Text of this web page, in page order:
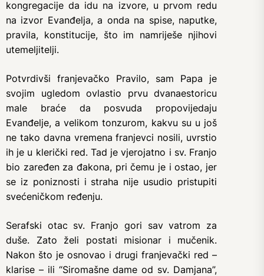
kongregacije da idu na izvore, u prvom redu
na izvor Evanđelja, a onda na spise, naputke,
pravila, konstitucije, što im namriješe njihovi
utemeljitelji.
Potvrdivši franjevačko Pravilo, sam Papa je
svojim ugledom ovlastio prvu dvanaestoricu
male braće da posvuda propovijedaju
Evanđelje, a velikom tonzurom, kakvu su u još
ne tako davna vremena franjevci nosili, uvrstio
ih je u klerički red. Tad je vjerojatno i sv. Franjo
bio zaređen za đakona, pri čemu je i ostao, jer
se iz poniznosti i straha nije usudio pristupiti
svećeničkom ređenju.
Serafski otac sv. Franjo gori sav vatrom za
duše. Zato želi postati misionar i mučenik.
Nakon što je osnovao i drugi franjevački red –
klarise – ili “Siromašne dame od sv. Damjana”,